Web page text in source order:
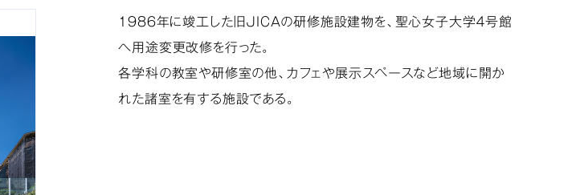
1986年に竣工した旧ＪＩＣＡの研修施設建物を、聖心女子大学４号館
へ用途変更改修を行った。
各学科の教室や研修室の他、カフェや展示スペースなど地域に開か
れた諸室を有する施設である。